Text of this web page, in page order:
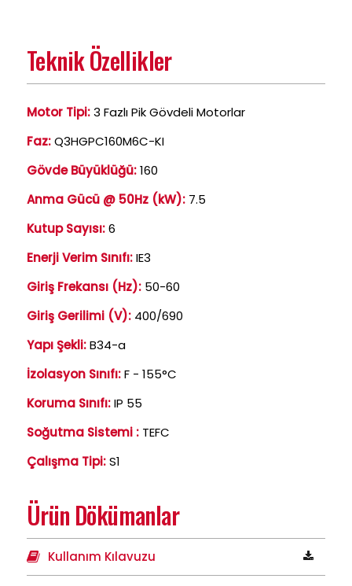
Teknik Özellikler
Motor Tipi:3 Fazlı Pik Gövdeli Motorlar
Faz:Q3HGPC160M6C-KI
Gövde Büyüklüğü:160
Anma Gücü @ 50Hz (kW): 7.5
Kutup Sayısı:6
Enerji Verim Sınıfı:IE3
Giriş Frekansı (Hz): 50-60
Giriş Gerilimi (V): 400/690
Yapı Şekli:B34-a
İzolasyon Sınıfı:F - 155°C
Koruma Sınıfı:IP 55
Soğutma Sistemi : TEFC
Çalışma Tipi:S1
Ürün Dökümanlar
Kullanım Kılavuzu